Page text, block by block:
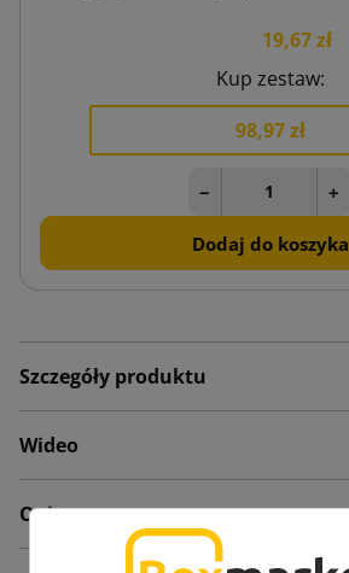
19,67 zł
Kup zestaw:
98,97 zł
− +
Dodaj do koszyka
Szczegóły produktu
Wideo
Opis